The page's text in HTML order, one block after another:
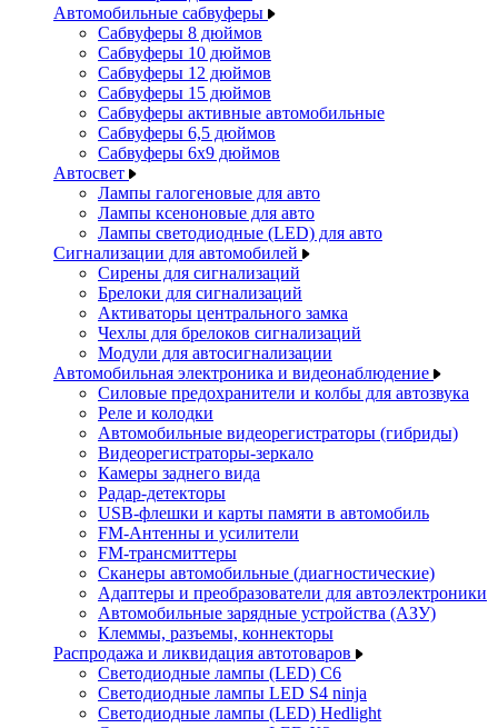
Автомобильные сабвуферы
Сабвуферы 8 дюймов
Сабвуферы 10 дюймов
Сабвуферы 12 дюймов
Сабвуферы 15 дюймов
Сабвуферы активные автомобильные
Сабвуферы 6,5 дюймов
Сабвуферы 6x9 дюймов
Автосвет
Лампы галогеновые для авто
Лампы ксеноновые для авто
Лампы светодиодные (LED) для авто
Сигнализации для автомобилей
Сирены для сигнализаций
Брелоки для сигнализаций
Активаторы центрального замка
Чехлы для брелоков сигнализаций
Модули для автосигнализации
Автомобильная электроника и видеонаблюдение
Силовые предохранители и колбы для автозвука
Реле и колодки
Автомобильные видеорегистраторы (гибриды)
Видеорегистраторы-зеркало
Камеры заднего вида
Радар-детекторы
USB-флешки и карты памяти в автомобиль
FM-Антенны и усилители
FM-трансмиттеры
Сканеры автомобильные (диагностические)
Адаптеры и преобразователи для автоэлектроники
Автомобильные зарядные устройства (АЗУ)
Клеммы, разъемы, коннекторы
Распродажа и ликвидация автотоваров
Светодиодные лампы (LED) C6
Светодиодные лампы LED S4 ninja
Светодиодные лампы (LED) Hedlight